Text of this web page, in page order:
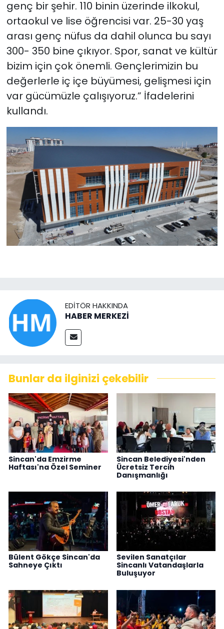
genç bir şehir. 110 binin üzerinde ilkokul,
ortaokul ve lise öğrencisi var. 25-30 yaş
arası genç nüfus da dahil olunca bu sayı
300- 350 bine çıkıyor. Spor, sanat ve kültür
bizim için çok önemli. Gençlerimizin bu
değerlerle iç içe büyümesi, gelişmesi için
var gücümüzle çalışıyoruz.” İfadelerini
kullandı.
EDITÖR HAKKINDA
HABER MERKEZİ
Bunlar da ilginizi çekebilir
Sincan'da Emzirme
Haftası'na Özel Seminer
Sincan Belediyesi'nden
Ücretsiz Tercih
Danışmanlığı
Bülent Gökçe Sincan'da
Sahneye Çıktı
Sevilen Sanatçılar
Sincanlı Vatandaşlarla
Buluşuyor